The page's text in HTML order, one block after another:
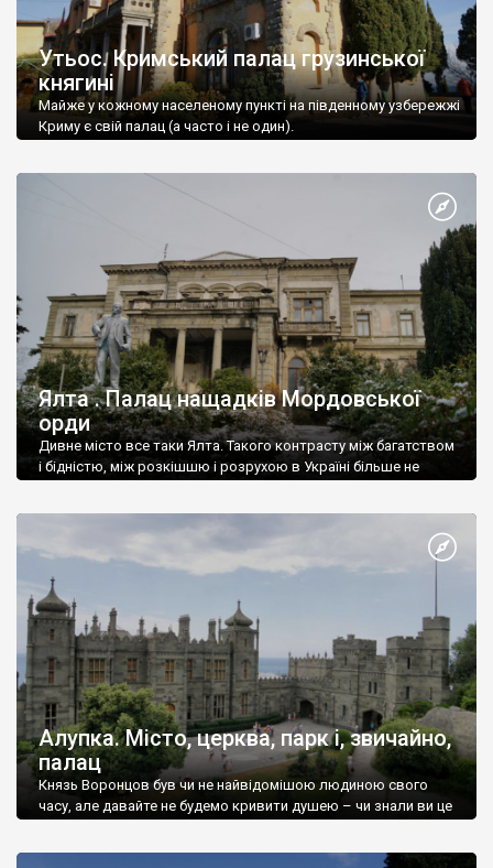
Утьос. Кримський палац грузинської
княгині
Майже у кожному населеному пункті на південному узбережжі
Криму є свій палац (а часто і не один).
Ялта . Палац нащадків Мордовської
орди
Дивне місто все таки Ялта. Такого контрасту між багатством
і бідністю, між розкішшю і розрухою в Україні більше не
Алупка. Місто, церква, парк і, звичайно,
палац
Князь Воронцов був чи не найвідомішою людиною свого
часу, але давайте не будемо кривити душею – чи знали ви це